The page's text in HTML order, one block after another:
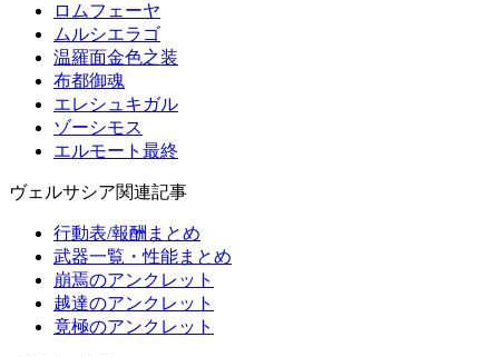
ロムフェーヤ
ムルシエラゴ
温羅面金色之装
布都御魂
エレシュキガル
ゾーシモス
エルモート最終
ヴェルサシア関連記事
行動表/報酬まとめ
武器一覧・性能まとめ
崩焉のアンクレット
越達のアンクレット
竟極のアンクレット